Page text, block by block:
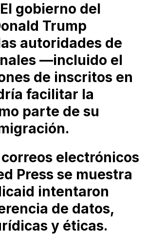
gobierno del
Trump
autoridades de
—incluido el
de inscritos en
facilitar la
parte de su
electrónicos
Press se muestra
intentaron
de datos,
y éticas.